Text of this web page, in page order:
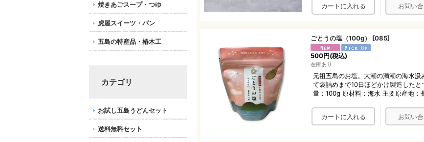
焼きあごスープ・つゆ
虎屋スイーツ・パン
五島の特産品・椿木工
カテゴリ
お試し五島うどんセット
送料無料セット
ごとうの塩（100g） [085]
500円(税込)
在庫あり
元祖五島のお塩。大潮の満潮の海水
て袋詰めまで10日ほどかけ製造した
量：100g 原材料：海水 主要原産地：